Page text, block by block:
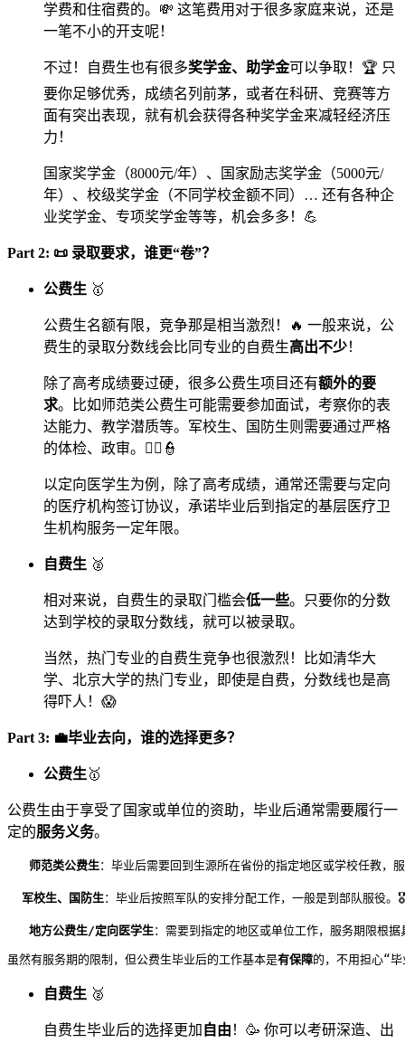
学费和住宿费的。💸 这笔费用对于很多家庭来说，还是
一笔不小的开支呢！
不过！自费生也有很多奖学金、助学金可以争取！🏆 只
要你足够优秀，成绩名列前茅，或者在科研、竞赛等方
面有突出表现，就有机会获得各种奖学金来减轻经济压
力！
国家奖学金（8000元/年）、国家励志奖学金（5000元/
年）、校级奖学金（不同学校金额不同）… 还有各种企
业奖学金、专项奖学金等等，机会多多！💪
Part 2: 📜 录取要求，谁更“卷”？
公费生 🥇
公费生名额有限，竞争那是相当激烈！🔥 一般来说，公
费生的录取分数线会比同专业的自费生高出不少！
除了高考成绩要过硬，很多公费生项目还有额外的要
求。比如师范类公费生可能需要参加面试，考察你的表
达能力、教学潜质等。军校生、国防生则需要通过严格
的体检、政审。👮‍♀️👮
以定向医学生为例，除了高考成绩，通常还需要与定向
的医疗机构签订协议，承诺毕业后到指定的基层医疗卫
生机构服务一定年限。
自费生 🥈
相对来说，自费生的录取门槛会低一些。只要你的分数
达到学校的录取分数线，就可以被录取。
当然，热门专业的自费生竞争也很激烈！比如清华大
学、北京大学的热门专业，即使是自费，分数线也是高
得吓人！😱
Part 3: 💼毕业去向，谁的选择更多？
公费生 🥇
公费生由于享受了国家或单位的资助，毕业后通常需要履行一
定的服务义务。
师范类公费生：毕业后需要回到生源所在省份的指定地区或学校任教，
军校生、国防生：毕业后按照军队的安排分配工作，一般是到部队服役。🎖️
地方公费生/定向医学生：需要到指定的地区或单位工作，服务期限根
虽然有服务期的限制，但公费生毕业后的工作基本是有保障的，不用担心“
自费生 🥈
自费生毕业后的选择更加 自由 ！🥳 你可以考研深造、出